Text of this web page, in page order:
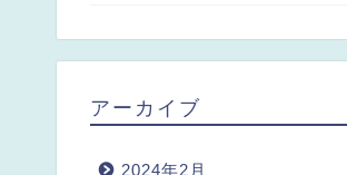
アーカイブ
2024年2月